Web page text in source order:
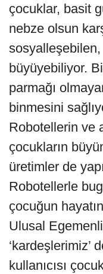
çocuklar, basit
nebze olsun
büyüyebiliyor.
parmağı
binmesini
Robotellerin ve
çocukların
üretimler de
Robotellerle
çocuğun
Ulusal
‘kardeşlerimiz’
kullanıcısı